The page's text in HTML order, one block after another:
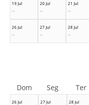
19 Jul
--
20 Jul
--
21 Jul
--
26 Jul
--
27 Jul
--
28 Jul
--
26 Jul
27 Jul
28 Jul
Dom Seg Ter